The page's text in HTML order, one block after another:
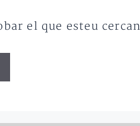
el que esteu